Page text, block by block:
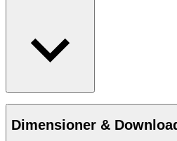
Bora glas i Murano krystal
er fremstillet i et begrænset antal på
Hansen & Søn er eksklusiv
Dimensioner &